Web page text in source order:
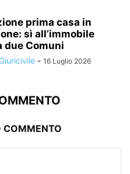
prima casa in
sì all’immobile
due Comuni
- 16 Luglio 2026
COMMENTO